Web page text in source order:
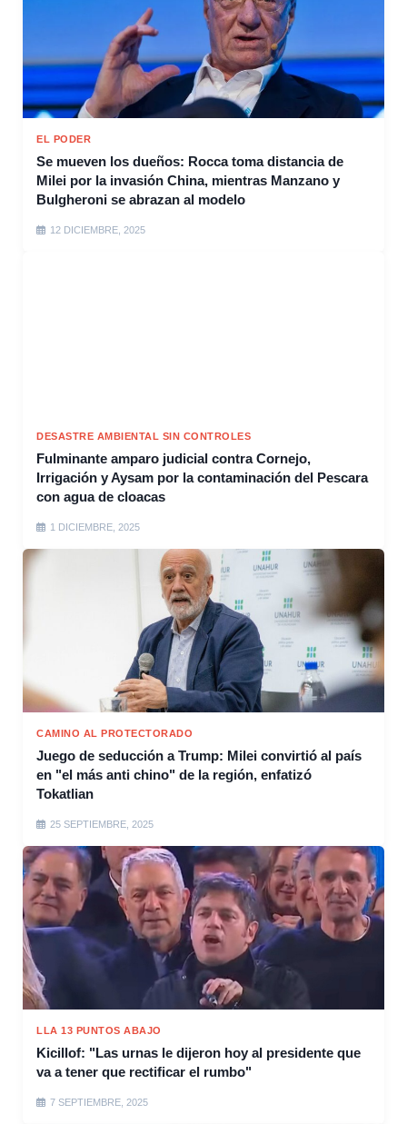
EL PODER
Se mueven los dueños: Rocca toma distancia de
Milei por la invasión China, mientras Manzano y
Bulgheroni se abrazan al modelo
12 DICIEMBRE, 2025
DESASTRE AMBIENTAL SIN CONTROLES
Fulminante amparo judicial contra Cornejo,
Irrigación y Aysam por la contaminación del Pescara
con agua de cloacas
1 DICIEMBRE, 2025
CAMINO AL PROTECTORADO
Juego de seducción a Trump: Milei convirtió al país
en "el más anti chino" de la región, enfatizó
Tokatlian
25 SEPTIEMBRE, 2025
LLA 13 PUNTOS ABAJO
Kicillof: "Las urnas le dijeron hoy al presidente que
va a tener que rectificar el rumbo"
7 SEPTIEMBRE, 2025